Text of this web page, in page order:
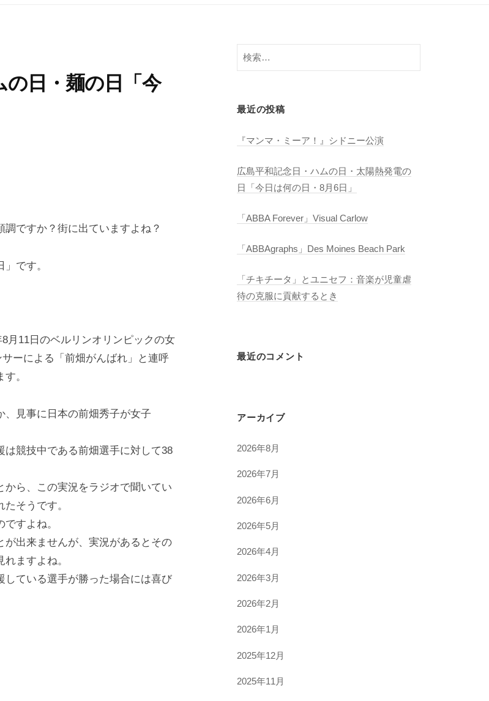
日・麺の日「今
ですか？街に出ていますよね？
です。
月11日のベルリンオリンピックの女
ーによる「前畑がんばれ」と連呼
。
、見事に日本の前畑秀子が女子
競技中である前畑選手に対して38
ら、この実況をラジオで聞いてい
そうです。
すよね。
出来ませんが、実況があるとその
ますよね。
している選手が勝った場合には喜び
検
索:
最近の投稿
『マンマ・ミーア！』シドニー公演
広島平和記念日・ハムの日・太陽熱発電の
日「今日は何の日・8月6日」
「ABBA Forever」Visual Carlow
「ABBAgraphs」Des Moines Beach Park
「チキチータ」とユニセフ：音楽が児童虐
待の克服に貢献するとき
最近のコメント
アーカイブ
2026年8月
2026年7月
2026年6月
2026年5月
2026年4月
2026年3月
2026年2月
2026年1月
2025年12月
2025年11月